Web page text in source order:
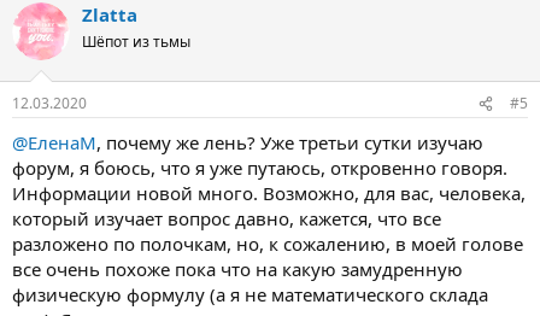
Zlatta
Шёпот из тьмы
12.03.2020 #5
@ЕленаМ, почему же лень? Уже третьи сутки изучаю
форум, я боюсь, что я уже путаюсь, откровенно говоря.
Информации новой много. Возможно, для вас, человека,
который изучает вопрос давно, кажется, что все
разложено по полочкам, но, к сожалению, в моей голове
все очень похоже пока что на какую замудренную
физическую формулу (а я не математического склада